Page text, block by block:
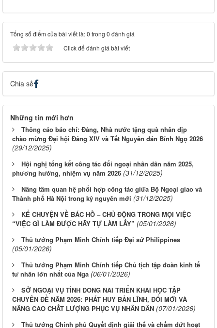
Tổng số điểm của bài viết là: 0 trong 0 đánh giá
Click để đánh giá bài viết
Chia sẻ
Những tin mới hơn
Thông cáo báo chí: Đảng, Nhà nước tặng quà nhân dịp
chào mừng Đại hội Đảng XIV và Tết Nguyên đán Bính Ngọ 2026
(29/12/2025)
Hội nghị tổng kết công tác đối ngoại nhân dân năm 2025,
phương hướng, nhiệm vụ năm 2026 (31/12/2025)
Nâng tầm quan hệ phối hợp công tác giữa Bộ Ngoại giao và
Thành phố Hà Nội trong kỷ nguyên mới (31/12/2025)
KỂ CHUYỆN VỀ BÁC HỒ – CHỦ ĐỘNG TRONG MỌI VIỆC
“VIỆC GÌ LÀM ĐƯỢC HÃY TỰ LÀM LẤY” (05/01/2026)
Thủ tướng Phạm Minh Chính tiếp Đại sứ Philippines
(05/01/2026)
Thủ tướng Phạm Minh Chính tiếp Chủ tịch tập đoàn kinh tế
tư nhân lớn nhất của Nga (06/01/2026)
SỞ NGOẠI VỤ TỈNH ĐỒNG NAI TRIỂN KHAI HỌC TẬP
CHUYÊN ĐỀ NĂM 2026: PHÁT HUY BẢN LĨNH, ĐỔI MỚI VÀ
NÂNG CAO CHẤT LƯỢNG PHỤC VỤ NHÂN DÂN (07/01/2026)
Thủ tướng Chính phủ Quyết định giải thể và chấm dứt hoạt